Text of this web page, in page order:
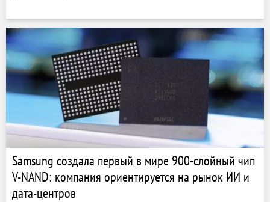
Samsung создала первый в мире 900-слойный чип
V-NAND: компания ориентируется на рынок ИИ и
дата-центров